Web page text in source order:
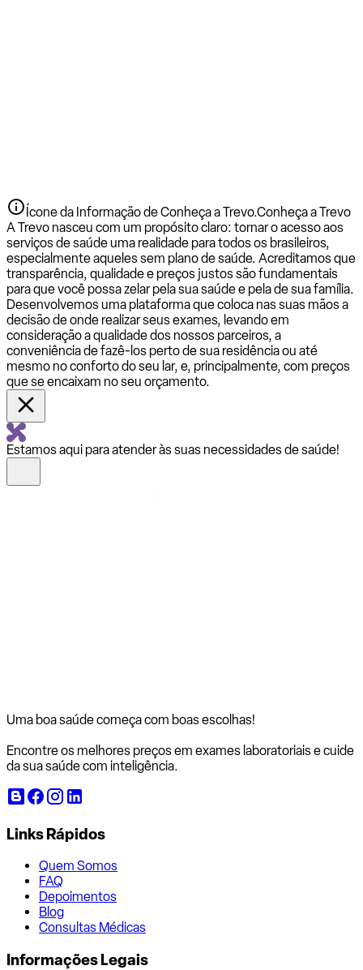
Ícone da Informação de Conheça a Trevo.Conheça a Trevo
A Trevo nasceu com um propósito claro: tornar o acesso aos
serviços de saúde uma realidade para todos os brasileiros,
especialmente aqueles sem plano de saúde. Acreditamos que
transparência, qualidade e preços justos são fundamentais
para que você possa zelar pela sua saúde e pela de sua família.
Desenvolvemos uma plataforma que coloca nas suas mãos a
decisão de onde realizar seus exames, levando em
consideração a qualidade dos nossos parceiros, a
conveniência de fazê-los perto de sua residência ou até
mesmo no conforto do seu lar, e, principalmente, com preços
que se encaixam no seu orçamento.
Estamos aqui para atender às suas necessidades de saúde!
Uma boa saúde começa com boas escolhas!
Encontre os melhores preços em exames laboratoriais e cuide
da sua saúde com inteligência.
Links Rápidos
Quem Somos
FAQ
Depoimentos
Blog
Consultas Médicas
Informações Legais